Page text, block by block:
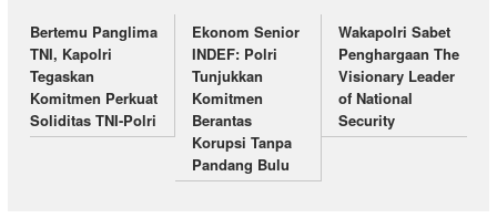
Bertemu Panglima
TNI, Kapolri
Tegaskan
Komitmen Perkuat
Soliditas TNI-Polri
Ekonom Senior
INDEF: Polri
Tunjukkan
Komitmen
Berantas
Korupsi Tanpa
Pandang Bulu
Wakapolri Sabet
Penghargaan The
Visionary Leader
of National
Security